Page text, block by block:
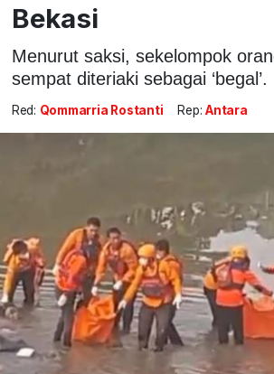
Bekasi
Menurut saksi, sekelompok
sempat diteriaki sebagai ‘begal’.
Red: Qommarria Rostanti Rep: Antara